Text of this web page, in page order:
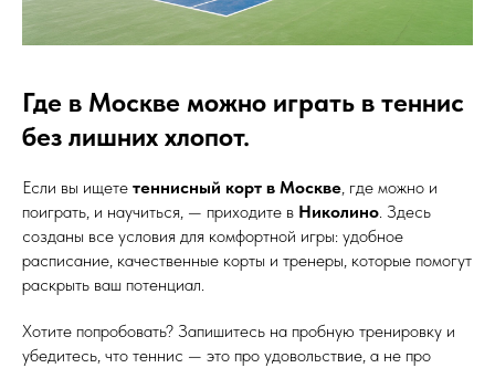
Где в Москве можно играть в теннис
без лишних хлопот.
Если вы ищете теннисный корт в Москве, где можно и
поиграть, и научиться, — приходите в Николино. Здесь
созданы все условия для комфортной игры: удобное
расписание, качественные корты и тренеры, которые помогут
раскрыть ваш потенциал.
Хотите попробовать? Запишитесь на пробную тренировку и
убедитесь, что теннис — это про удовольствие, а не про